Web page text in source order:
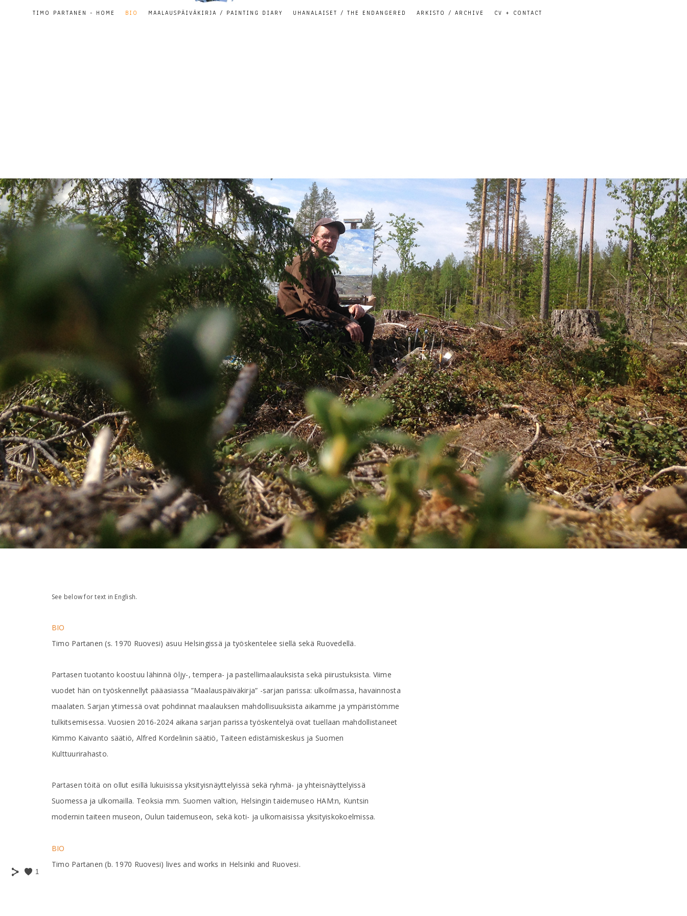
TIMO PARTANEN - HOME BIO MAALAUSPÄIVÄKIRJA / PAINTING DIARY UHANALAISET / THE ENDANGERED ARKISTO / ARCHIVE CV + CONTACT
See below for text in English.
BIO
Timo Partanen (s. 1970 Ruovesi) asuu Helsingissä ja työskentelee siellä sekä Ruovedellä.
Partasen tuotanto koostuu lähinnä öljy-, tempera- ja pastellimaalauksista sekä piirustuksista. Viime
vuodet hän on työskennellyt pääasiassa ”Maalauspäiväkirja” -sarjan parissa: ulkoilmassa, havainnosta
maalaten. Sarjan ytimessä ovat pohdinnat maalauksen mahdollisuuksista aikamme ja ympäristömme
tulkitsemisessa. Vuosien 2016-2024 aikana sarjan parissa työskentelyä ovat tuellaan mahdollistaneet
Kimmo Kaivanto säätiö, Alfred Kordelinin säätiö, Taiteen edistämiskeskus ja Suomen
Kulttuurirahasto.
Partasen töitä on ollut esillä lukuisissa yksityisnäyttelyissä sekä ryhmä- ja yhteisnäyttelyissä
Suomessa ja ulkomailla. Teoksia mm. Suomen valtion, Helsingin taidemuseo HAM:n, Kuntsin
modernin taiteen museon, Oulun taidemuseon, sekä koti- ja ulkomaisissa yksityiskokoelmissa.
BIO
Timo Partanen (b. 1970 Ruovesi) lives and works in Helsinki and Ruovesi.
1